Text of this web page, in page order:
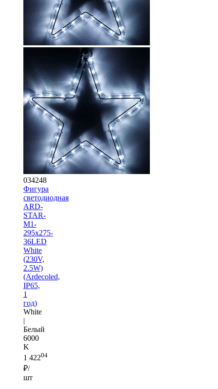
034248
Фигура
cветодиодная
ARD-
STAR-
M1-
295x275-
36LED
White
(230V,
2.5W)
(Ardecoled,
IP65,
1
год)
White
|
Белый
6000
K
1 42204
₽/
шт